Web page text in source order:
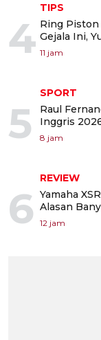
4
TIPS
Ring Piston
Gejala Ini,
11 jam
5
SPORT
Raul
Inggris
8 jam
6
REVIEW
Yamaha
Alasan
12 jam